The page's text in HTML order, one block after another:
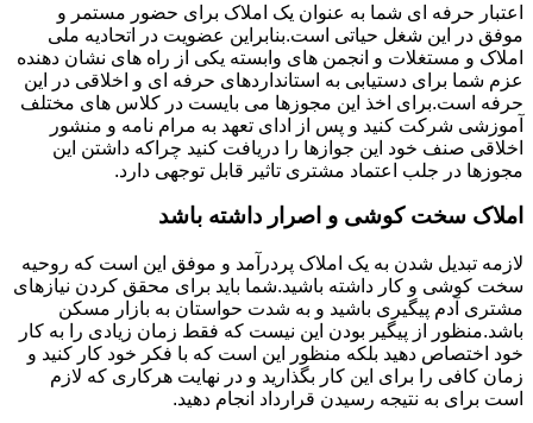
اعتبار حرفه ای شما به عنوان یک املاک برای حضور مستمر و
موفق در این شغل حیاتی است.بنابراین عضویت در اتحادیه ملی
املاک و مستغلات و انجمن های وابسته یکی از راه های نشان دهنده
عزم شما برای دستیابی به استانداردهای حرفه ای و اخلاقی در این
حرفه است.برای اخذ این مجوزها می بایست در کلاس های مختلف
آموزشی شرکت کنید و پس از ادای تعهد به مرام نامه و منشور
اخلاقی صنف خود این جوازها را دریافت کنید چراکه داشتن این
مجوزها در جلب اعتماد مشتری تاثیر قابل توجهی دارد.
املاک سخت کوشی و اصرار داشته باشد
لازمه تبدیل شدن به یک املاک پردرآمد و موفق این است که روحیه
سخت کوشی و کار داشته باشید.شما باید برای محقق کردن نیازهای
مشتری آدم پیگیری باشید و به شدت حواستان به بازار مسکن
باشد.منظور از پیگیر بودن این نیست که فقط زمان زیادی را به کار
خود اختصاص دهید بلکه منظور این است که با فکر خود کار کنید و
زمان کافی را برای این کار بگذارید و در نهایت هرکاری که لازم
است برای به نتیجه رسیدن قرارداد انجام دهید.